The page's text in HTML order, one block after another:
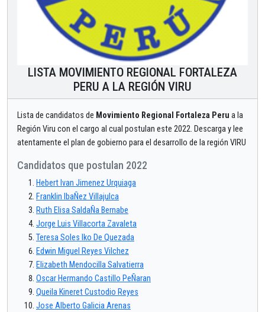
LISTA MOVIMIENTO REGIONAL FORTALEZA
PERU A LA REGIÓN VIRU
Lista de candidatos de Movimiento Regional Fortaleza Peru a la
Región Viru con el cargo al cual postulan este 2022. Descarga y lee
atentamente el plan de gobierno para el desarrollo de la región VIRU
Candidatos que postulan 2022
Hebert Ivan Jimenez Urquiaga
Franklin IbaÑez Villajulca
Ruth Elisa SaldaÑa Bernabe
Jorge Luis Villacorta Zavaleta
Teresa Soles Iko De Quezada
Edwin Miguel Reyes Vilchez
Elizabeth Mendocilla Salvatierra
Oscar Hermando Castillo PeÑaran
Queila Kineret Custodio Reyes
Jose Alberto Galicia Arenas